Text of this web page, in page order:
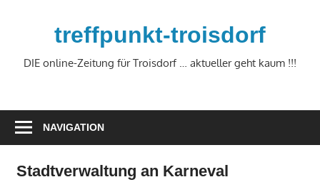
treffpunkt-troisdorf
DIE online-Zeitung für Troisdorf … aktueller geht kaum !!!
NAVIGATION
Stadtverwaltung an Karneval